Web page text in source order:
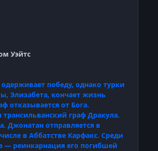
Уэйтс
победу, однако турки
Элизабета, кончает жизнь
отказывается от Бога.
граф Дракула.
Джонатан отправляется в
в Аббатстве Карфакс. Среди
— реинкарнация его погибшей